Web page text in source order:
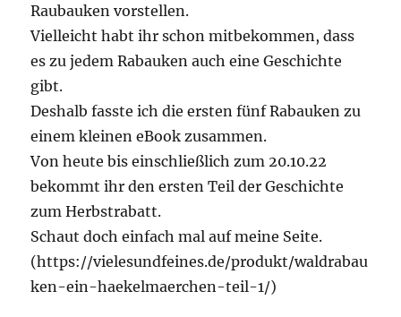
Raubauken vorstellen.
Vielleicht habt ihr schon mitbekommen, dass
es zu jedem Rabauken auch eine Geschichte
gibt.
Deshalb fasste ich die ersten fünf Rabauken zu
einem kleinen eBook zusammen.
Von heute bis einschließlich zum 20.10.22
bekommt ihr den ersten Teil der Geschichte
zum Herbstrabatt.
Schaut doch einfach mal auf meine Seite.
(https://vielesundfeines.de/produkt/waldrabau
ken-ein-haekelmaerchen-teil-1/)